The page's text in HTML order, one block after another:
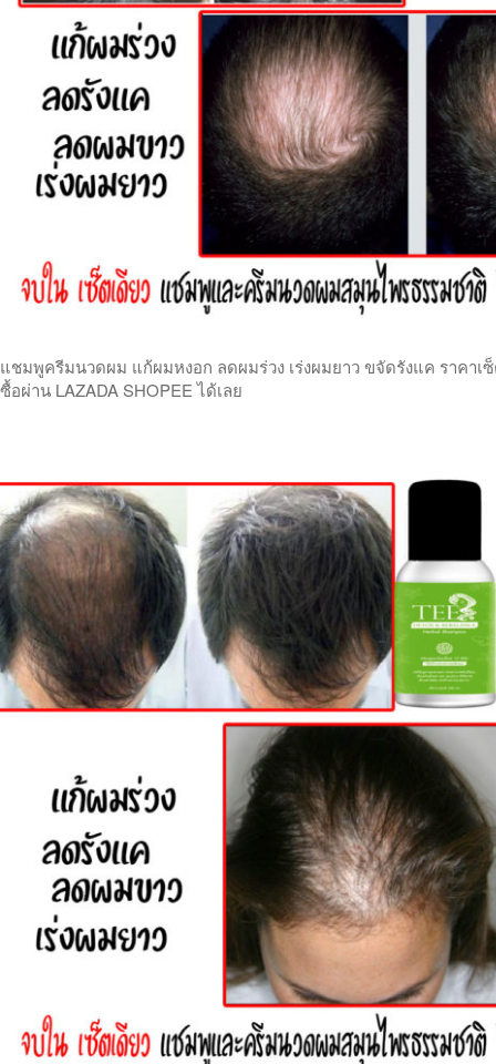
แชมพูครีมนวดผม แก้ผมหงอก ลดผมร่วง เร่งผมยาว ขจัดรังแค ราคาเ
ซื้อผ่าน LAZADA SHOPEE ได้เลย